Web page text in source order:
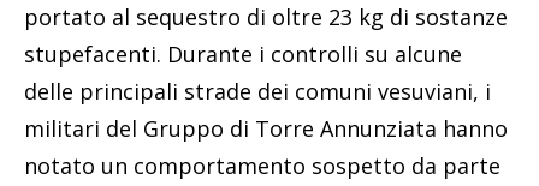
portato al sequestro di oltre 23 kg di sostanze
stupefacenti. Durante i controlli su alcune
delle principali strade dei comuni vesuviani, i
militari del Gruppo di Torre Annunziata hanno
notato un comportamento sospetto da parte